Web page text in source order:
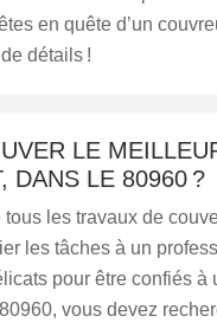
en quête d’un
détails !
LE
DANS LE 80960 ?
les travaux de
les tâches à un
pour être confiés à
vous devez